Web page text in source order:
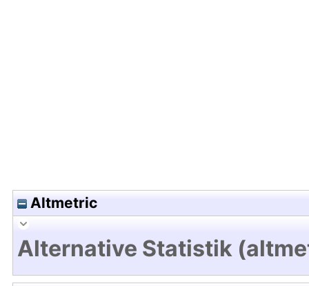
Altmetric
Alternative Statistik